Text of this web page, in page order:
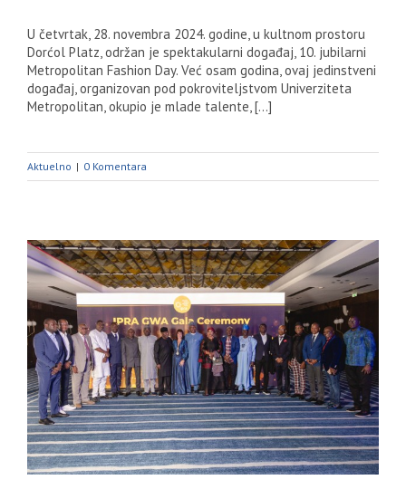
U četvrtak, 28. novembra 2024. godine, u kultnom prostoru
Dorćol Platz, održan je spektakularni događaj, 10. jubilarni
Metropolitan Fashion Day. Već osam godina, ovaj jedinstveni
događaj, organizovan pod pokroviteljstvom Univerziteta
Metropolitan, okupio je mlade talente, [...]
Aktuelno | 0 Komentara